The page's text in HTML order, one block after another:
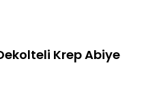
Krep Abiye